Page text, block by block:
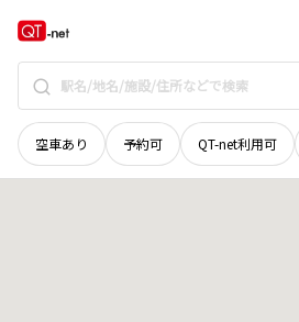
空車あり 予約可 QT-net利用可
福井県